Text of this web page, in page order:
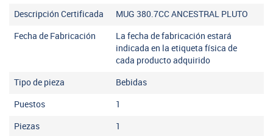
Descripción Certificada MUG 380.7CC ANCESTRAL PLUTO
Fecha de Fabricación
La fecha de fabricación estará
indicada en la etiqueta física de
cada producto adquirido
Tipo de pieza Bebidas
Puestos 1
Piezas 1